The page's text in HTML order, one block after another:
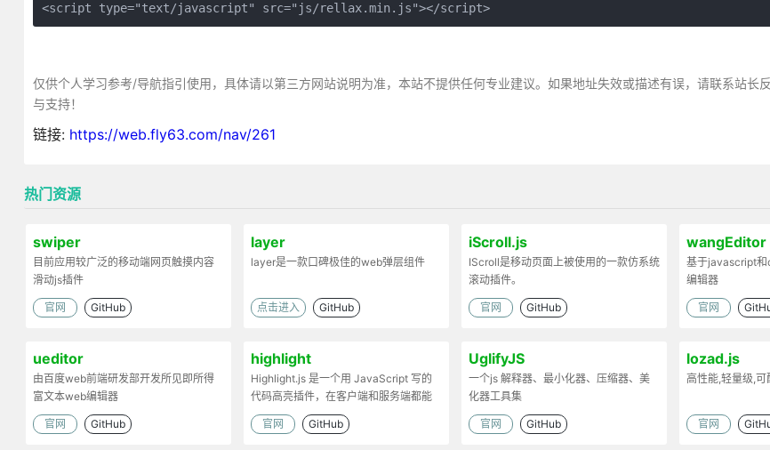
<script type="text/javascript" src="js/rellax.min.js"></script>
仅供个人学习参考/导航指引使用，具体请以第三方网站说明为准，本站不提供任何专业建议。如果地址失效或描述有误，请联系站长
与支持！
链接: https://web.fly63.com/nav/261
热门资源
swiper
目前应用较广泛的移动端网页触摸内容
滑动js插件
官网 GitHub
layer
layer是一款口碑极佳的web弹层组件
点击进入 GitHub
iScroll.js
IScroll是移动页面上被使用的一款仿系统
滚动插件。
官网 GitHub
wangEditor
基于javascript和
编辑器
官网
ueditor
由百度web前端研发部开发所见即所得
富文本web编辑器
官网 GitHub
highlight
Highlight.js 是一个用 JavaScript 写的
代码高亮插件，在客户端和服务端都能
工作。
官网 GitHub
UglifyJS
一个js 解释器、最小化器、压缩器、美
化器工具集
官网 GitHub
lozad.js
高性能,轻量级,
官网